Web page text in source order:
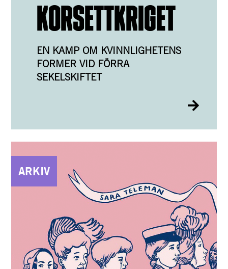
KORSETTKRIGET
EN KAMP OM KVINNLIGHETENS
FORMER VID FÖRRA
SEKELSKIFTET
ARKIV